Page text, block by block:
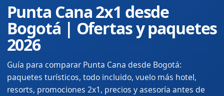
Punta Cana 2x1 desde
Bogotá | Ofertas y paquetes
2026
Guía para comparar Punta Cana desde Bogotá:
paquetes turísticos, todo incluido, vuelo más hotel,
resorts, promociones 2x1, precios y asesoría antes de